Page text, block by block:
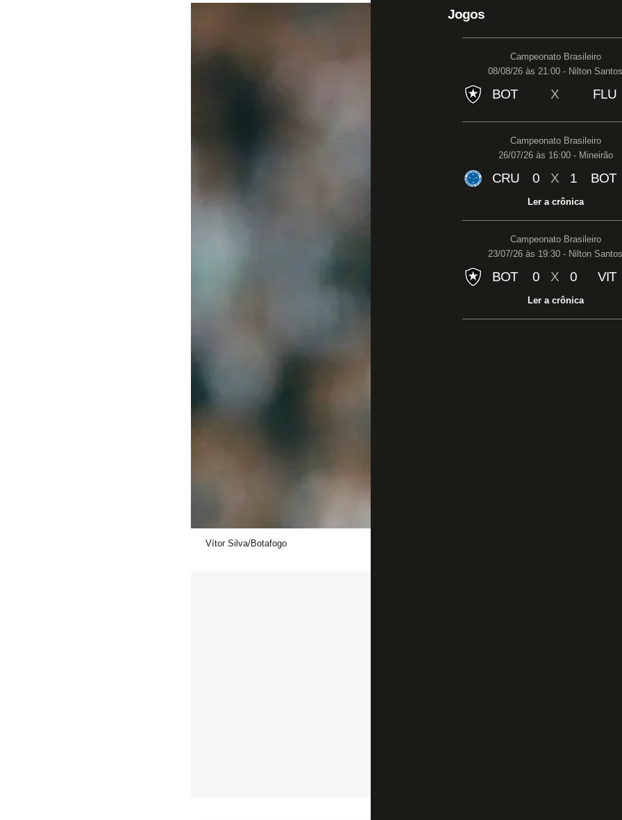
Jogos
Campeonato Brasileiro
08/08/26 às 21:00 - Nilton Santos
BOT X FLU
Campeonato Brasileiro
26/07/26 às 16:00 - Mineirão
CRU 0 X 1 BOT
Ler a crônica
Campeonato Brasileiro
23/07/26 às 19:30 - Nilton Santos
BOT 0 X 0 VIT
Ler a crônica
Vítor Silva/Botafogo